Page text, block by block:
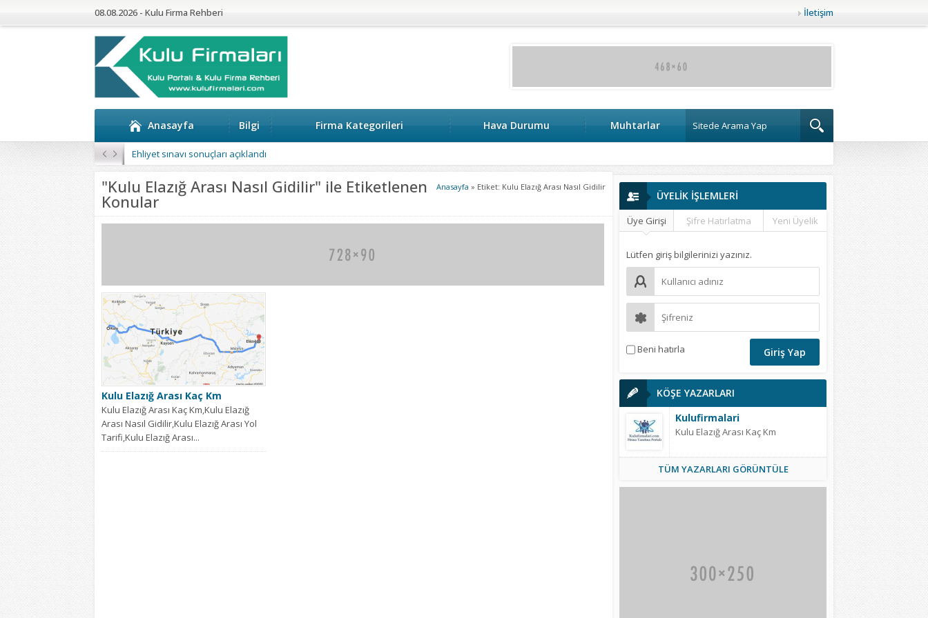
08.08.2026 - Kulu Firma Rehberi İletişim
Anasayfa Bilgi Firma Kategorileri Hava Durumu Muhtarlar
Ehliyet sınavı sonuçları açıklandı
Anasayfa » Etiket: Kulu Elazığ Arası Nasıl Gidilir
"Kulu Elazığ Arası Nasıl Gidilir" ile Etiketlenen
Konular
Kulu Elazığ Arası Kaç Km
Kulu Elazığ Arası Kaç Km,Kulu Elazığ
Arası Nasıl Gidilir,Kulu Elazığ Arası Yol
Tarifi,Kulu Elazığ Arası...
ÜYELİK İŞLEMLERİ
Üye Girişi Şifre Hatırlatma Yeni Üyelik
Lütfen giriş bilgilerinizi yazınız.
Beni hatırla
KÖŞE YAZARLARI
Kulufirmalari
Kulu Elazığ Arası Kaç Km
TÜM YAZARLARI GÖRÜNTÜLE